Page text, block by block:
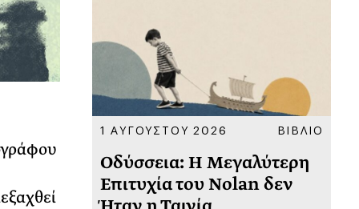
1 ΑΥΓΟΥΣΤΟΥ 2026 ΒΙΒΛΙΟ
Οδύσσεια: Η Μεγαλύτερη
Επιτυχία του Nolan δεν